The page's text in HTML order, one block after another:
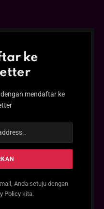
ke
mendaftar ke
Anda setuju dengan
Policykita.